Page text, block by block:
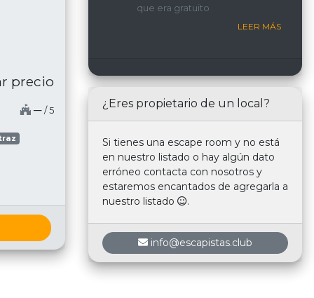
precio
─ / 5
nosotros.
que era gratuito
LEER MÁS
¿Eres propietario de un local?
Si tienes una escape room y no está
en nuestro listado o hay algún dato
erróneo contacta con nosotros y
estaremos encantados de agregarla a
nuestro listado
.
info@escapistas.club